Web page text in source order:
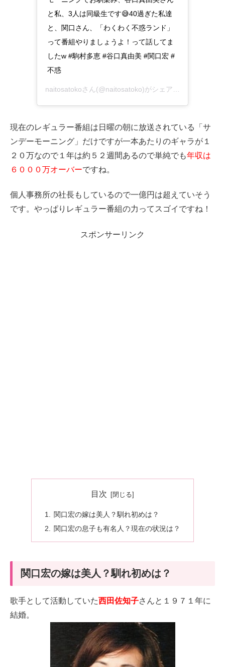
と私、3人は同級生です😅40過ぎた私達
と、関口さん、「わくわく不惑ランド」
って番組やりましょうよ！って話してま
したw #駒村多恵 #谷口真由美 #関口宏 #
不惑
現在のレギュラー番組は日曜の朝に放送されている「サ
ンデーモーニング」だけですが一本あたりのギャラが１
２０万なので１年は約５２週間あるので単純でも年収は
６０００万オーバーですね。
個人事務所の社長もしているので一億円は超えていそう
です。やっぱりレギュラー番組の力ってスゴイですね！
スポンサーリンク
目次
関口宏の嫁は美人？馴れ初めは？
関口宏の息子も有名人？現在の状況は？
関口宏の嫁は美人？馴れ初めは？
歌手として活動していた西田佐知子さんと１９７１年に
結婚。